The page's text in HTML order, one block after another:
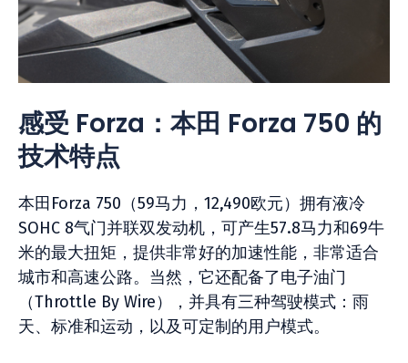
感受 Forza：本田 Forza 750 的
技术特点
本田Forza 750（59马力，12,490欧元）拥有液冷
SOHC 8气门并联双发动机，可产生57.8马力和69牛
米的最大扭矩，提供非常好的加速性能，非常适合
城市和高速公路。当然，它还配备了电子油门
（Throttle By Wire），并具有三种驾驶模式：雨
天、标准和运动，以及可定制的用户模式。